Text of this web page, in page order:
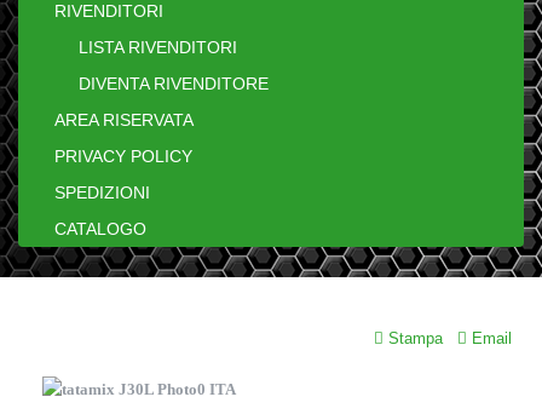
RIVENDITORI
LISTA RIVENDITORI
DIVENTA RIVENDITORE
AREA RISERVATA
PRIVACY POLICY
SPEDIZIONI
CATALOGO
Stampa Email